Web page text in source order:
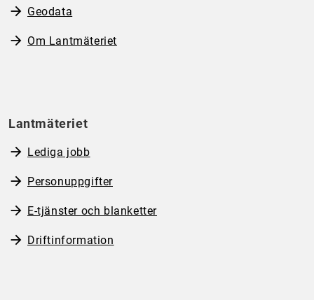
Geodata
Om Lantmäteriet
Lantmäteriet
Lediga jobb
Personuppgifter
E-tjänster och blanketter
Driftinformation